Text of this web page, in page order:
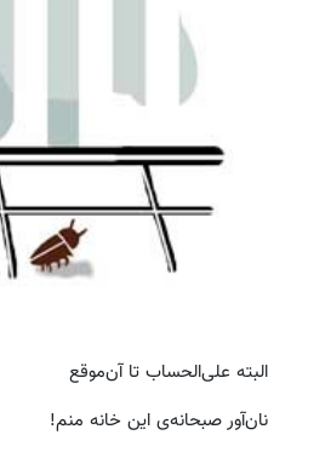
البته علی‌الحساب تا آن‌موقع
نان‌آور صبحانه‌ی این خانه منم!